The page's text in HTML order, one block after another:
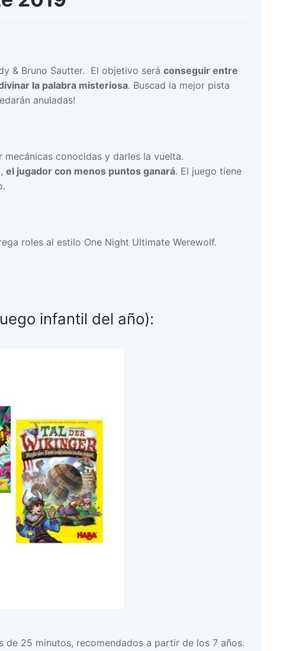
& Bruno Sautter. El objetivo será conseguir entre
la palabra misteriosa. Buscad la mejor pista
anuladas!
conocidas y darles la vuelta.
el jugador con menos puntos ganará. El juego tiene
roles al estilo One Night Ultimate Werewolf.
infantil del año):
25 minutos, recomendados a partir de los 7 años.